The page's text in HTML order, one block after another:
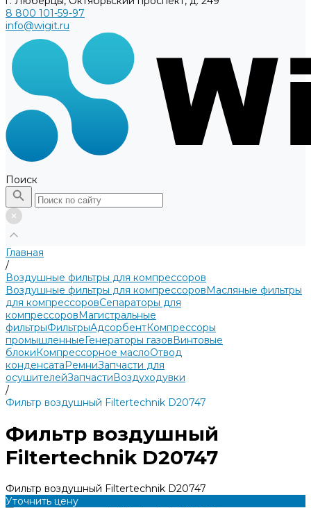
8 800 101-59-97
info@wigit.ru
Поиск
Главная
/
Воздушные фильтры для компрессоров
Воздушные фильтры для компрессоровМасляные фильтры
для компрессоровСепараторы для
компрессоровМагистральные
фильтрыФильтрыАдсорбентКомпрессоры
промышленныеГенераторы газовВинтовые
блокиКомпрессорное маслоОтвод
конденсатаРемниЗапчасти для
осушителейЗапчастиВоздуходувки
/
Фильтр воздушный Filtertechnik D20747
Фильтр воздушный
Filtertechnik D20747
Фильтр воздушный Filtertechnik D20747
Уточнить цену